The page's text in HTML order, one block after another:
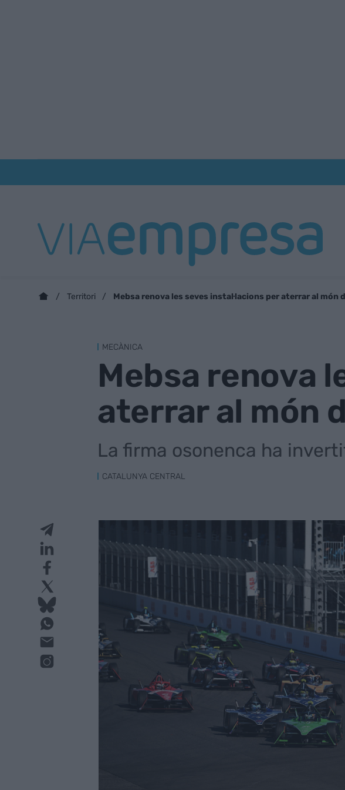
Territori Mebsa renova les seves instal·lacions per aterrar al món
MECÀNICA
Mebsa renova
aterrar al món
La firma osonenca ha
CATALUNYA CENTRAL